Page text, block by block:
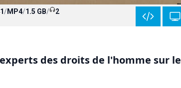
/MP4/1.5 GB/ 2
des droits de l'homme sur le